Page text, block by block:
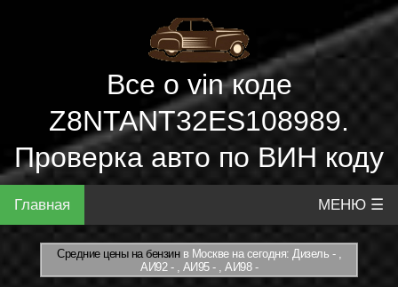
Все о vin коде
Z8NTANT32ES108989.
Проверка авто по ВИН коду
Главная МЕНЮ ☰
Средние цены на бензинв Москве на сегодня: Дизель - ,
АИ92 - , АИ95 - , АИ98 -